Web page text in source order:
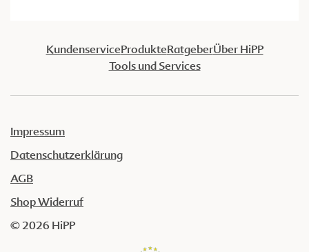
KundenserviceProdukteRatgeberÜber HiPP
Tools und Services
Impressum
Datenschutzerklärung
AGB
Shop Widerruf
© 2026 HiPP